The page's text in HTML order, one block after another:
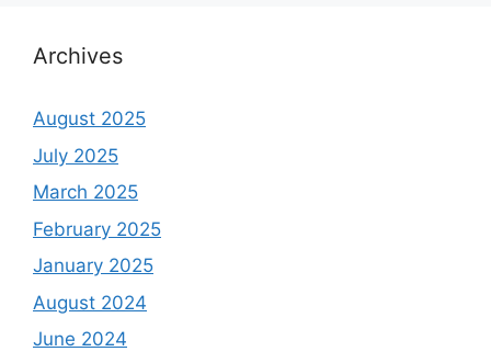
Archives
August 2025
July 2025
March 2025
February 2025
January 2025
August 2024
June 2024